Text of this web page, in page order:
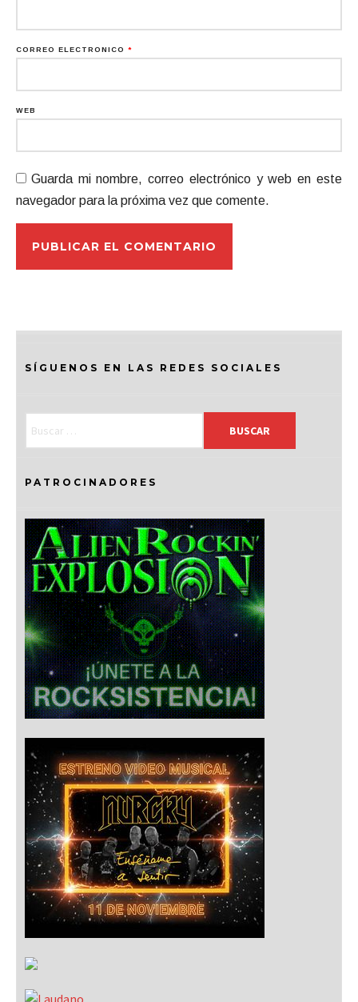
CORREO ELECTRÓNICO *
WEB
Guarda mi nombre, correo electrónico y web en este
navegador para la próxima vez que comente.
SÍGUENOS EN LAS REDES SOCIALES
PATROCINADORES